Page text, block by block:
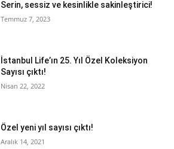
Serin, sessiz ve kesinlikle sakinleştirici!
Temmuz 7, 2023
İstanbul Life’ın 25. Yıl Özel Koleksiyon
Sayısı çıktı!
Nisan 22, 2022
Özel yeni yıl sayısı çıktı!
Aralık 14, 2021